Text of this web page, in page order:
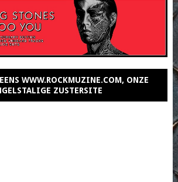
WWW.ROCKMUZINE.COM, ONZE
ZUSTERSITE